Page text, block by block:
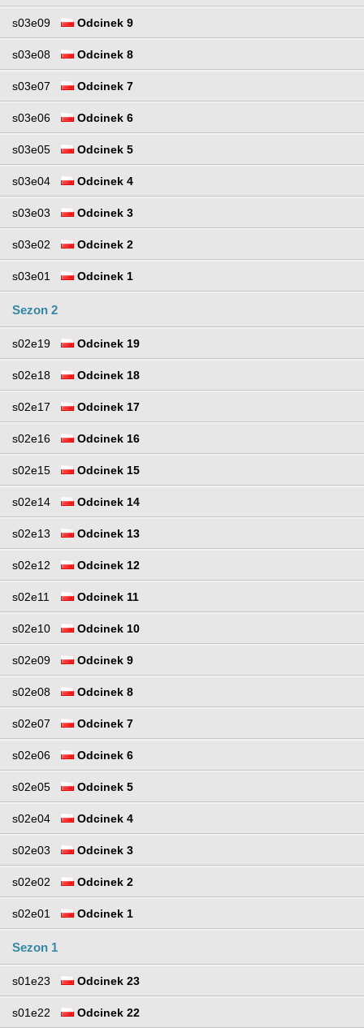
s03e09 Odcinek 9
s03e08 Odcinek 8
s03e07 Odcinek 7
s03e06 Odcinek 6
s03e05 Odcinek 5
s03e04 Odcinek 4
s03e03 Odcinek 3
s03e02 Odcinek 2
s03e01 Odcinek 1
Sezon 2
s02e19 Odcinek 19
s02e18 Odcinek 18
s02e17 Odcinek 17
s02e16 Odcinek 16
s02e15 Odcinek 15
s02e14 Odcinek 14
s02e13 Odcinek 13
s02e12 Odcinek 12
s02e11 Odcinek 11
s02e10 Odcinek 10
s02e09 Odcinek 9
s02e08 Odcinek 8
s02e07 Odcinek 7
s02e06 Odcinek 6
s02e05 Odcinek 5
s02e04 Odcinek 4
s02e03 Odcinek 3
s02e02 Odcinek 2
s02e01 Odcinek 1
Sezon 1
s01e23 Odcinek 23
s01e22 Odcinek 22